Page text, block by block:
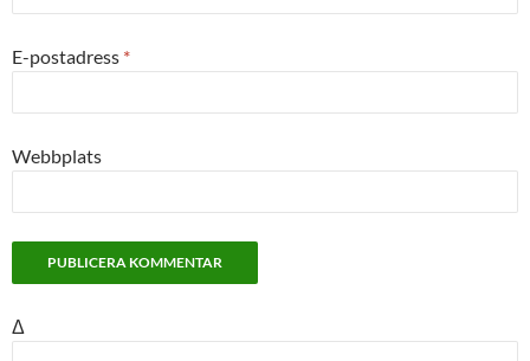
E-postadress *
Webbplats
Δ